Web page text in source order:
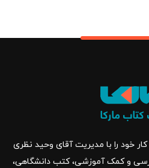
بانک کتاب مارکا در سال 1383 کار خود را با مدیریت آقای وحید نظری
و کمک آموزشی، کتب دانشگاهی،